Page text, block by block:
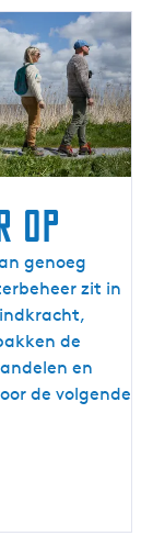
op
genoeg
zit in
de
en
de volgende